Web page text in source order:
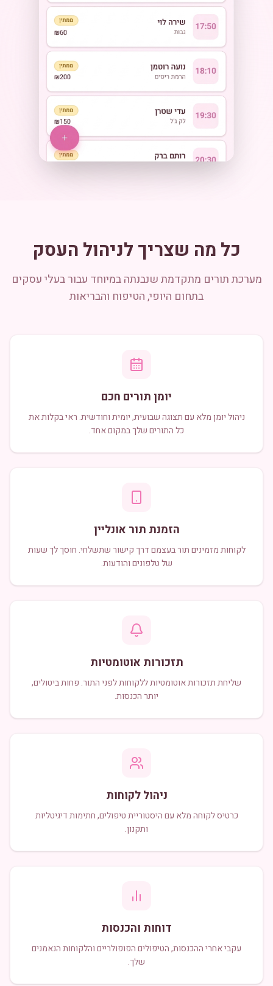
כל מה שצריך לניהול העסק
מערכת תורים מתקדמת שנבנתה במיוחד עבור בעלי עסקים
בתחום היופי, הטיפוח והבריאות
יומן תורים חכם
ניהול יומן מלא עם תצוגה שבועית, יומית וחודשית. ראי בקלות את
כל התורים שלך במקום אחד.
הזמנת תור אונליין
לקוחות מזמינים תור בעצמם דרך קישור שתשלחי. חוסך לך שעות
של טלפונים והודעות.
תזכורות אוטומטיות
שליחת תזכורות אוטומטיות ללקוחות לפני התור. פחות ביטולים,
יותר הכנסות.
ניהול לקוחות
כרטיס לקוחה מלא עם היסטוריית טיפולים, חתימות דיגיטליות
ותקנון.
דוחות והכנסות
עקבי אחרי ההכנסות, הטיפולים הפופולריים והלקוחות הנאמנים
שלך.